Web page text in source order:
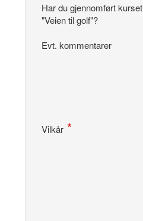
Har du gjennomført kurset
"Veien til golf"?
Evt. kommentarer
Vilkår